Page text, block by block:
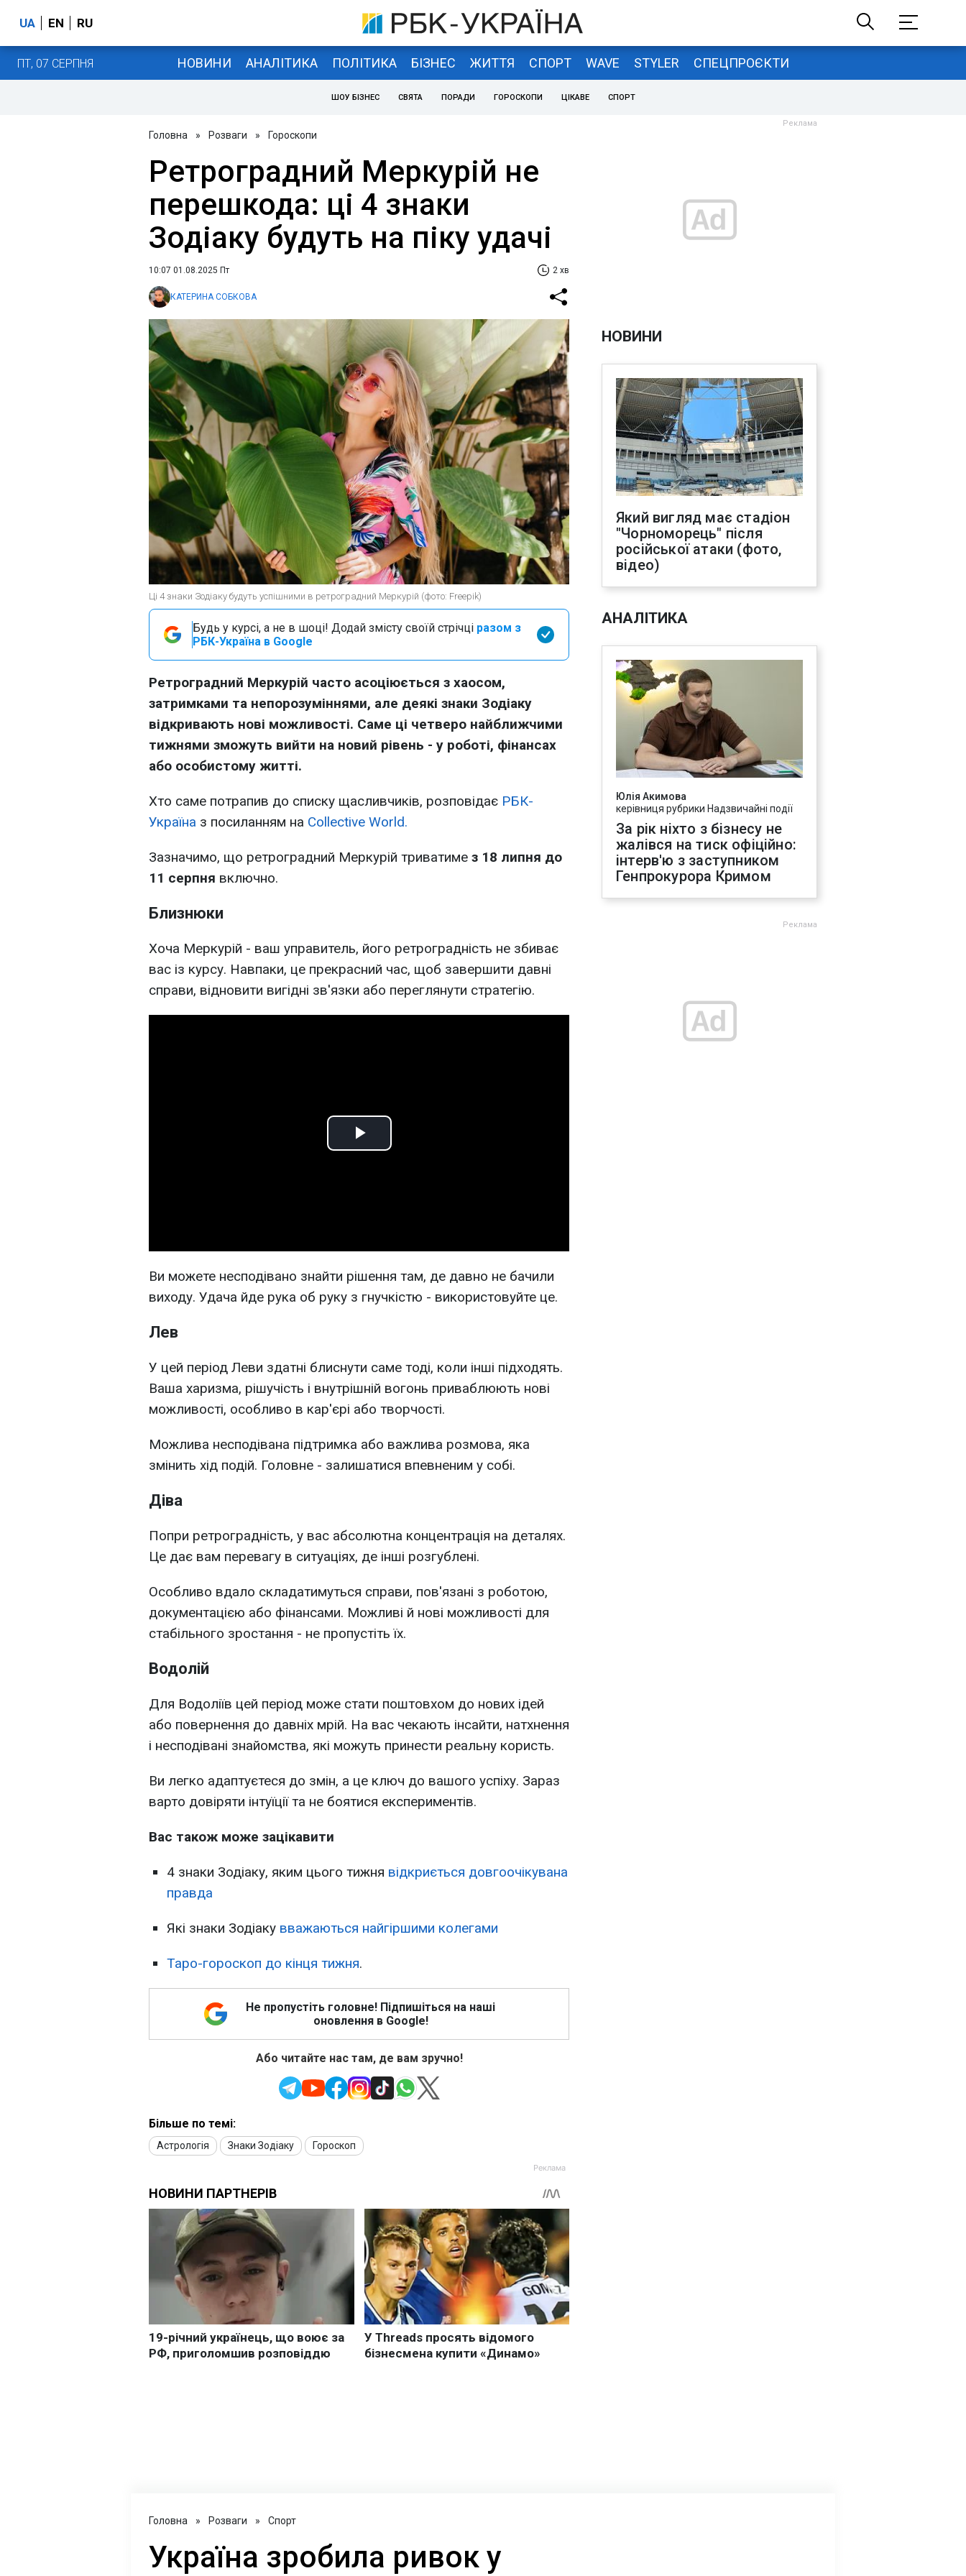
UA EN RU
ПТ, 07 СЕРПНЯ НОВИНИ АНАЛІТИКА ПОЛІТИКА БІЗНЕС ЖИТТЯ СПОРТ WAVE STYLER СПЕЦПРОЄКТИ
ШОУ БІЗНЕС СВЯТА ПОРАДИ ГОРОСКОПИ ЦІКАВЕ СПОРТ
Головна » Розваги » Гороскопи
Ретроградний Меркурій не
перешкода: ці 4 знаки
Зодіаку будуть на піку удачі
10:07 01.08.2025 Пт 2 хв
КАТЕРИНА СОБКОВА
Ці 4 знаки Зодіаку будуть успішними в ретроградний Меркурій (фото: Freepik)
Будь у курсі, а не в шоці! Додай змісту своїй стрічці разом з
РБК-Україна в Google
Ретроградний Меркурій часто асоціюється з хаосом,
затримками та непорозуміннями, але деякі знаки Зодіаку
відкривають нові можливості. Саме ці четверо найближчими
тижнями зможуть вийти на новий рівень - у роботі, фінансах
або особистому житті.
Хто саме потрапив до списку щасливчиків, розповідає РБК-
Україна з посиланням на Collective World.
Зазначимо, що ретроградний Меркурій триватиме з 18 липня до
11 серпня включно.
Близнюки
Хоча Меркурій - ваш управитель, його ретроградність не збиває
вас із курсу. Навпаки, це прекрасний час, щоб завершити давні
справи, відновити вигідні зв'язки або переглянути стратегію.
Play
Ви можете несподівано знайти рішення там, де давно не бачили
виходу. Удача йде рука об руку з гнучкістю - використовуйте це.
Лев
У цей період Леви здатні блиснути саме тоді, коли інші підходять.
Ваша харизма, рішучість і внутрішній вогонь приваблюють нові
можливості, особливо в кар'єрі або творчості.
Можлива несподівана підтримка або важлива розмова, яка
змінить хід подій. Головне - залишатися впевненим у собі.
Діва
Попри ретроградність, у вас абсолютна концентрація на деталях.
Це дає вам перевагу в ситуаціях, де інші розгублені.
Особливо вдало складатимуться справи, пов'язані з роботою,
документацією або фінансами. Можливі й нові можливості для
стабільного зростання - не пропустіть їх.
Водолій
Для Водоліїв цей період може стати поштовхом до нових ідей
або повернення до давніх мрій. На вас чекають інсайти, натхнення
і несподівані знайомства, які можуть принести реальну користь.
Ви легко адаптуєтеся до змін, а це ключ до вашого успіху. Зараз
варто довіряти інтуїції та не боятися експериментів.
Вас також може зацікавити
4 знаки Зодіаку, яким цього тижня відкриється довгоочікувана
правда
Які знаки Зодіаку вважаються найгіршими колегами
Таро-гороскоп до кінця тижня.
Не пропустіть головне! Підпишіться на наші
оновлення в Google!
Або читайте нас там, де вам зручно!
Більше по темі:
Астрологія Знаки Зодіаку Гороскоп
НОВИНИ
Який вигляд має стадіон
"Чорноморець" після
російської атаки (фото,
відео)
АНАЛІТИКА
Юлія Акимова
керівниця рубрики Надзвичайні події
За рік ніхто з бізнесу не
жалівся на тиск офіційно:
інтерв'ю з заступником
Генпрокурора Кримом
Головна » Розваги » Спорт
Україна зробила ривок у